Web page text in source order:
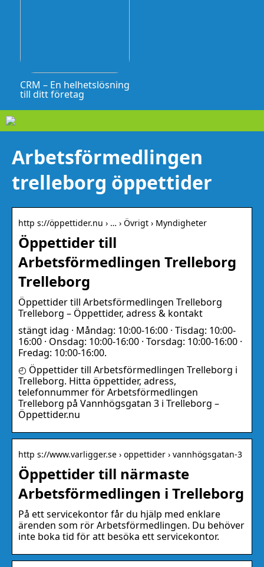
CRM – En helhetslösning
till ditt företag
Arbetsförmedlingen
trelleborg öppettider
http s://öppettider.nu › … › Övrigt › Myndigheter
Öppettider till
Arbetsförmedlingen Trelleborg
Trelleborg
Öppettider till Arbetsförmedlingen Trelleborg
Trelleborg – Öppettider, adress & kontakt
stängt idag · Måndag: 10:00-16:00 · Tisdag: 10:00-
16:00 · Onsdag: 10:00-16:00 · Torsdag: 10:00-16:00 ·
Fredag: 10:00-16:00.
◴ Öppettider till Arbetsförmedlingen Trelleborg i
Trelleborg. Hitta öppettider, adress,
telefonnummer för Arbetsförmedlingen
Trelleborg på Vannhögsgatan 3 i Trelleborg –
Öppettider.nu
http s://www.varligger.se › oppettider › vannhögsgatan-3
Öppettider till närmaste
Arbetsförmedlingen i Trelleborg
På ett servicekontor får du hjälp med enklare
ärenden som rör Arbetsförmedlingen. Du behöver
inte boka tid för att besöka ett servicekontor.